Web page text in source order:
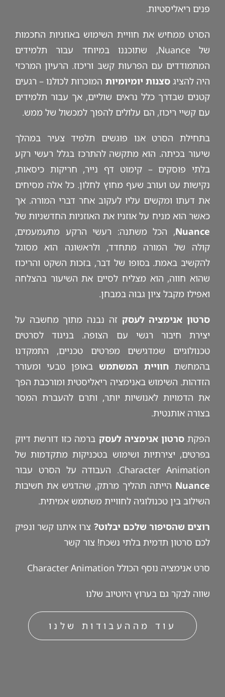
פנים ריאליסטיות.
הסרט ממחיש את חוויית השימוש באוזניות החכמות
של Nuance, שתוכננו במיוחד עבור תלמידים
המתמודדים עם הפרעות קשב וריכוז. הרעיון המרכזי
היה להציגסצנות יומיומיות המוכרות לכולנו – רגעים
קטנים שבדרך כלל נראים שוליים, אך עבור תלמידים
עם קשיי ריכוז, הם עלולים להפוך למכשול של ממש.
בתחילת הסרט אנו פוגשים תלמיד צעיר במהלך
שיעור בכיתה. הוא מתקשה להתרכז בגלל רעשי רקע
בלתי פוסקים – קימוט דף נייר, חריקות כיסאות,
נקישות עט ועורב שעף מחוץ לחלון. כל אלה מסיחים
את דעתו ומקשים עליו לעקוב אחר דברי המורה. אך
כאשר הוא מניח על אוזניו את האוזניות החדשניות של
Nuance, הכל משתנה: רעשי הרקע מתעמעמים,
קולה של המורה מתחדד, ולראשונה הוא מסוגל
להקשיב באמת. בסופו של דבר, בזכות השקט והריכוז
שהוא חווה, הוא מצליח לסיים את השיעור בהצלחה
ואפילו מקבל ציון גבוה במבחן.
סרטון אנימציה לעסק זה נבנה מתוך מחשבה על
יצירת חיבור רגשי עם הצופה. בניגוד לסרטים
טכנולוגיים שמדגישים מפרטים טכניים, התמקדנו
בהמחשת חוויית המשתמש באופן טבעי ומעורר
הזדהות. השימוש באנימציה ריאליסטית ומורכבת הפך
את הדמויות לאנושיות יותר, ותרם להעברת המסר
בצורה אותנטית.
הפקתסרטון אנימציה לעסק ברמה כזו דורשת דיוק
בפרטים, יצירתיות ושימוש בטכניקות מתקדמות של
Character Animation. העבודה על הסרט עבור
Nuance הייתה תהליך מרתק, שהדגיש את חשיבות
השילוב בין טכנולוגיה לחוויית משתמש אמיתית.
רוצים שהסיפור שלכם יבלוט? צרו איתנו קשר ונפיק
לכם סרטון תדמית בלתי נשכח! צור קשר
סרט אנימציה נוסף הכולל Character Animation
שווה לבקר גם בערוץ היוטיובשלנו
עוד מההעבודות שלנו